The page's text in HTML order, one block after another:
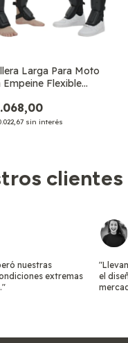
Larga Para Moto
Empeine Flexible
sin interés
clientes
nuestras
extremas
el